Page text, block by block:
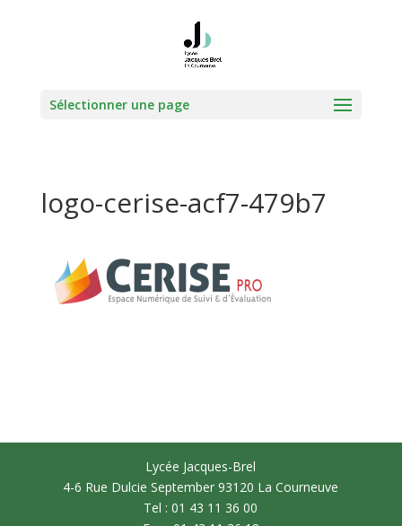
Sélectionner une page
logo-cerise-acf7-479b7
Lycée Jacques-Brel
4-6 Rue Dulcie September 93120 La Courneuve
Tel : 01 43 11 36 00